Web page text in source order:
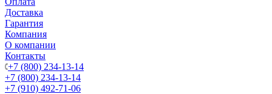
Доставка
Гарантия
Компания
О компании
Контакты
+7 (800) 234-13-14
+7 (800) 234-13-14
+7 (910) 492-71-06